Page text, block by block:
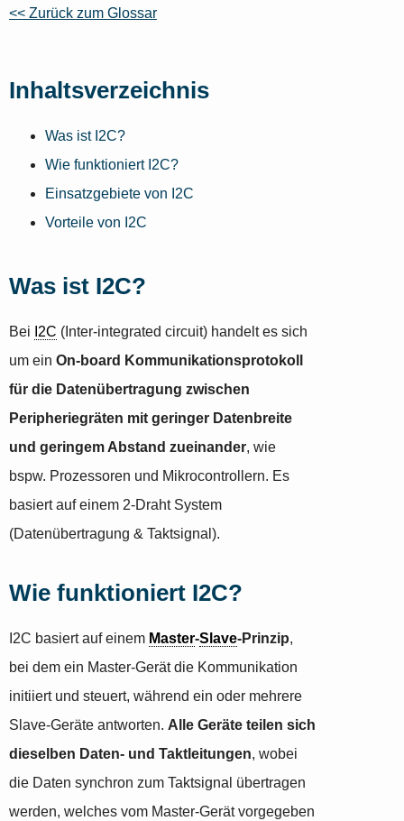
<< Zurück zum Glossar
Inhaltsverzeichnis
Was ist I2C?
Wie funktioniert I2C?
Einsatzgebiete von I2C
Vorteile von I2C
Was ist I2C?
Bei I2C (Inter-integrated circuit) handelt es sich
um ein On-board Kommunikationsprotokoll
für die Datenübertragung zwischen
Peripheriegräten mit geringer Datenbreite
und geringem Abstand zueinander, wie
bspw. Prozessoren und Mikrocontrollern. Es
basiert auf einem 2-Draht System
(Datenübertragung & Taktsignal).
Wie funktioniert I2C?
I2C basiert auf einem Master-Slave-Prinzip,
bei dem ein Master-Gerät die Kommunikation
initiiert und steuert, während ein oder mehrere
Slave-Geräte antworten. Alle Geräte teilen sich
dieselben Daten- und Taktleitungen, wobei
die Daten synchron zum Taktsignal übertragen
werden, welches vom Master-Gerät vorgegeben